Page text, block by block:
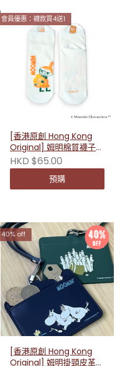
會員優惠：襪款買4送1
[香港原創 Hong Kong
Original] 姆明棉質襪子-
短款(小美) 230238
HKD $65.00
預購
40% off
[香港原創 Hong Kong
Original] 姆明掛頸皮革卡